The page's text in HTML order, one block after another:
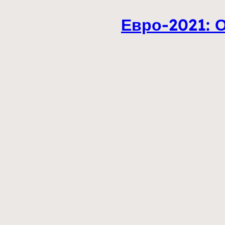
Евро-2021: